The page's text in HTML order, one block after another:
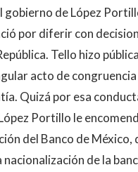
gobierno de López
por diferir con
Tello hizo
acto de
Quizá por esa
Portillo le
del Banco de México,
de la